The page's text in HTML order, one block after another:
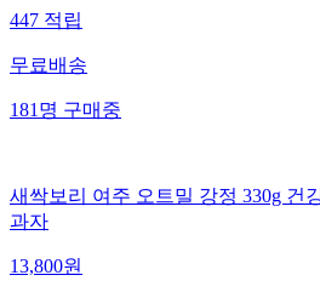
447 적립
무료배송
181 명 구매중
새싹보리 여주 오트밀 강정 330g 건
과자
13,800원